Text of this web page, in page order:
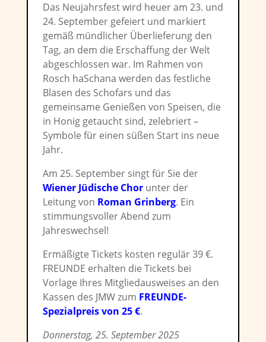
Das Neujahrsfest wird heuer am 23. und
24. September gefeiert und markiert
gemäß mündlicher Überlieferung den
Tag, an dem die Erschaffung der Welt
abgeschlossen war. Im Rahmen von
Rosch haSchana werden das festliche
Blasen des Schofars und das
gemeinsame Genießen von Speisen, die
in Honig getaucht sind, zelebriert –
Symbole für einen süßen Start ins neue
Jahr.
Am 25. September singt für Sie der
Wiener Jüdische Chor unter der
Leitung von Roman Grinberg. Ein
stimmungsvoller Abend zum
Jahreswechsel!
Ermäßigte Tickets kosten regulär 39 €.
FREUNDE erhalten die Tickets bei
Vorlage Ihres Mitgliedausweises an den
Kassen des JMW zum FREUNDE-
Spezialpreis von 25 €.
Donnerstag, 25. September 2025